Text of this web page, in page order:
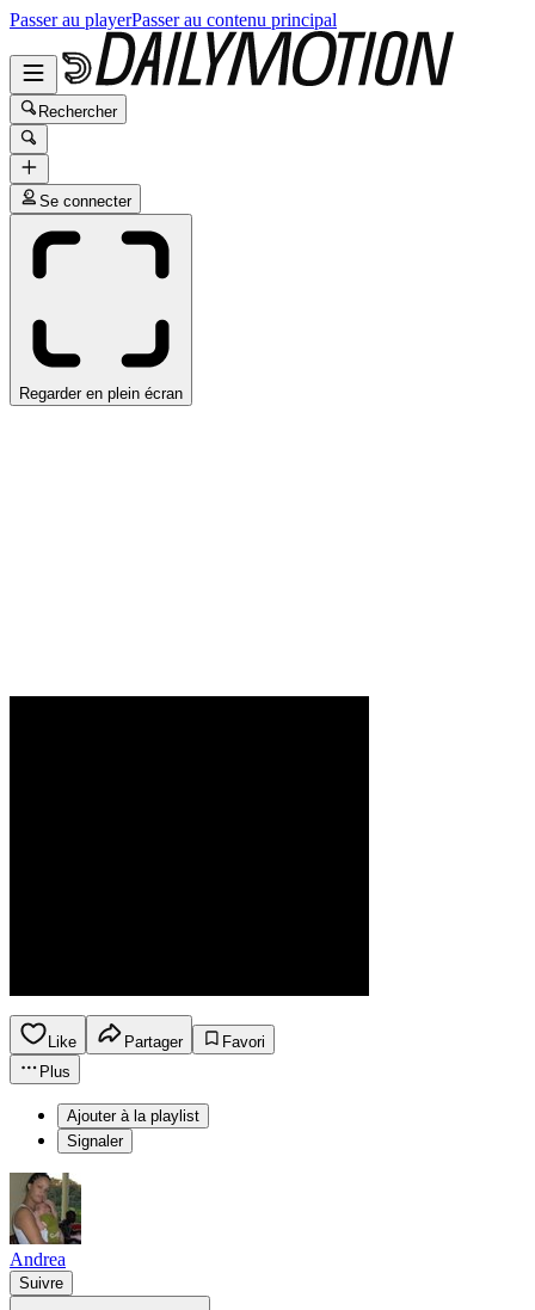
Passer au playerPasser au contenu principal
Rechercher
Se connecter
Regarder en plein écran
Like Partager
Favori
Plus
Ajouter à la playlist
Signaler
Andrea
Suivre